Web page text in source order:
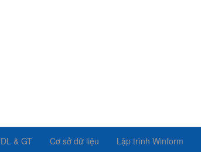
& GT Cơ sở dữ liệu Lập trình Winform